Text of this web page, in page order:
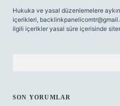
Hukuka ve yasal düzenlemelere
içerikleri,
ilgili içerikler yasal süre içerisinde
SON YORUMLAR